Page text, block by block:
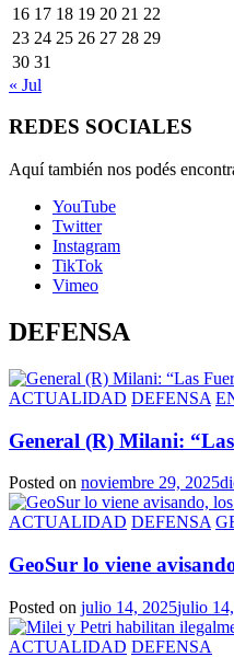
16 17 18 19 20 21 22
23 24 25 26 27 28 29
30 31
« Jul
REDES SOCIALES
Aquí también nos podés
YouTube
Twitter
Instagram
TikTok
Vimeo
DEFENSA
ACTUALIDAD DEFENSA
General (R) Milani:
Posted on noviembre 29, 2025
ACTUALIDAD DEFENSA
GeoSur lo viene
Posted on julio 14, 2025julio
ACTUALIDAD DEFENSA